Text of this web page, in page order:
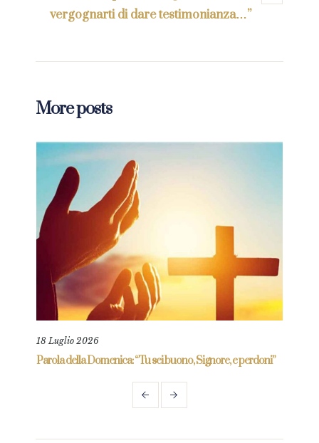
vergognarti di dare testimonianza…”
More posts
18 Luglio 2026
Parola della Domenica: “Tu sei buono, Signore, e perdoni”